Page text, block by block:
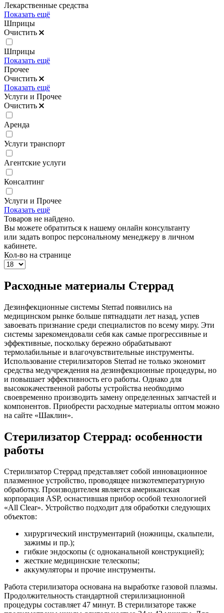
Лекарственные средства
Показать ещё
Шприцы
Очистить
Шприцы
Показать ещё
Прочее
Очистить
Показать ещё
Услуги и Прочее
Очистить
Аренда
Услуги транспорт
Агентские услуги
Консалтинг
Услуги и Прочее
Показать ещё
Товаров не найдено.
Вы можете обратиться к нашему онлайн консультанту
или задать вопрос персональному менеджеру в личном
кабинете.
Кол-во на странице
Расходные материалы Стеррад
Дезинфекционные системы Sterrad появились на
медицинском рынке больше пятнадцати лет назад, успев
завоевать признание среди специалистов по всему миру. Эти
системы зарекомендовали себя как самые прогрессивные и
эффективные, поскольку бережно обрабатывают
термолабильные и влагочувствительные инструменты.
Использование стерилизаторов Sterrad не только экономит
средства медучреждения на дезинфекционные процедуры, но
и повышает эффективность его работы. Однако для
высококачественной работы устройства необходимо
своевременно производить замену определенных запчастей и
компонентов. Приобрести расходные материалы оптом можно
на сайте «Шаклин».
Стерилизатор Стеррад: особенности
работы
Стерилизатор Стеррад представляет собой инновационное
плазменное устройство, проводящее низкотемпературную
обработку. Производителем является американская
корпорация ASP, оснастившая прибор особой технологией
«All Clear». Устройство подходит для обработки следующих
объектов:
хирургический инструментарий (ножницы, скальпели,
зажимы и пр.);
гибкие эндоскопы (с одноканальной конструкцией);
жесткие медицинские телескопы;
аккумуляторы и прочие инструменты.
Работа стерилизатора основана на выработке газовой плазмы.
Продолжительность стандартной стерилизационной
процедуры составляет 47 минут. В стерилизаторе также